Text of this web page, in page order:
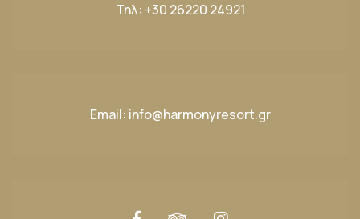
Τηλ: +30 26220 24921
Email: info@harmonyresort.gr